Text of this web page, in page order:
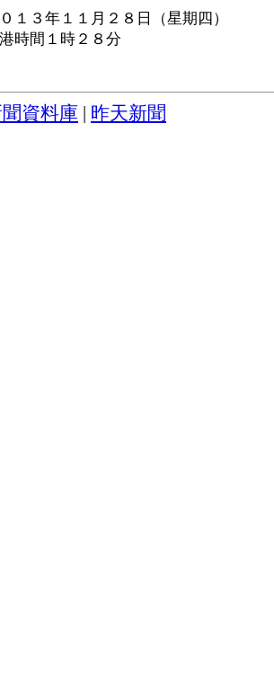
１３年１１月２８日（星期四）
時間１時２８分
資料庫 昨天新聞